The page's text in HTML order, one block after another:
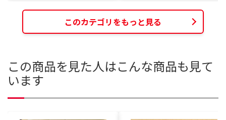
このカテゴリをもっと見る
この商品を見た人はこんな商品も見て
います